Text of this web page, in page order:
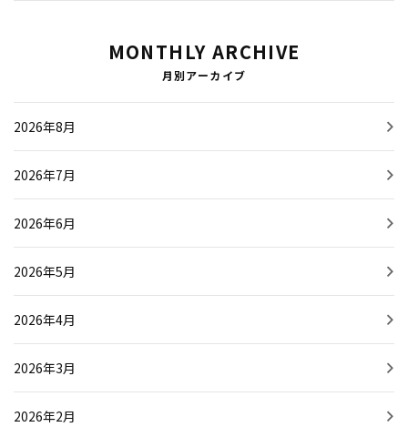
MONTHLY ARCHIVE
月別アーカイブ
2026年8月
2026年7月
2026年6月
2026年5月
2026年4月
2026年3月
2026年2月